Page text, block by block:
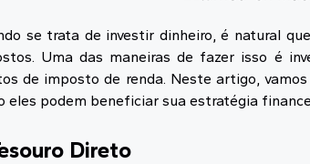
se trata de investir dinheiro, é natural
Uma das maneiras de fazer isso é
de imposto de renda. Neste artigo,
eles podem beneficiar sua estratégia
Direto